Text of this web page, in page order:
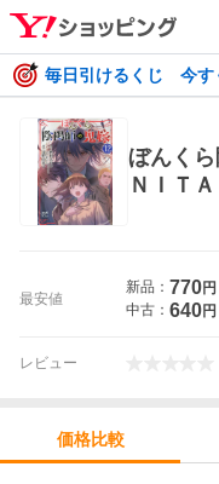
毎日引けるくじ 今す
ぼんく
ＮＩＴ
最安値
新品： 770円
中古： 640円
レビュー
価格比較